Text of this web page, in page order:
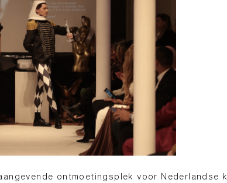
ontmoetingsplek voor Nederlandse